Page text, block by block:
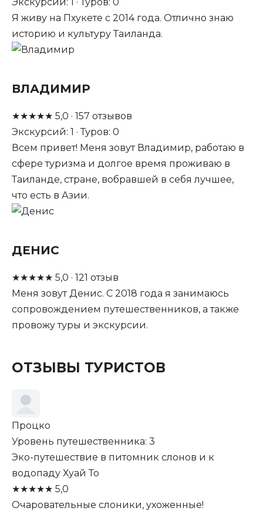
Я живу на Пхукете с 2014 года. Отлично знаю
историю и культуру Таиланда.
ВЛАДИМИР
★★★★★ 5,0 · 157 отзывов
Экскурсий: 1 · Туров: 0
Всем привет! Меня зовут Владимир, работаю в
сфере туризма и долгое время проживаю в
Таиланде, стране, вобравшей в себя лучшее,
что есть в Азии.
ДЕНИС
★★★★★ 5,0 · 121 отзыв
Меня зовут Денис. С 2018 года я занимаюсь
сопровождением путешественников, а также
провожу туры и экскурсии.
ОТЗЫВЫ ТУРИСТОВ
Процко
Уровень путешественника: 3
Эко-путешествие в питомник слонов и к
водопаду Хуай То
★★★★★ 5,0
Очаровательные слоники, ухоженные!